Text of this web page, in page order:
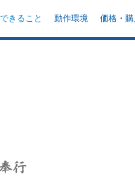
できること 動作環境 価格・購